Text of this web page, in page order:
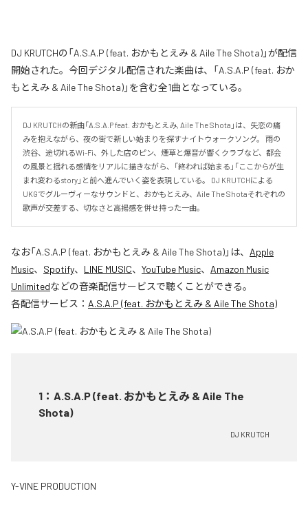
DJ KRUTCHの「A.S.A.P (feat. おかもとえみ & Aile The Shota)」が配信
開始された。今回デジタル配信された楽曲は、「A.S.A.P (feat. おか
もとえみ & Aile The Shota)」を含む全1曲となっている。
DJ KRUTCHの新曲「A.S.A.P feat. おかもとえみ, Aile The Shota」は、失恋の痛
みを抱えながら、夜の街で新しい始まりを探すナイトウォークソング。 雨の
渋谷、途切れるWi-Fi、外した店のピン、煙草と爆音が響くクラブなど、都会
の風景と揺れる感情をリアルに描きながら、「終われば始まる」「ここからが生
まれ変わるstory」と前へ進んでいく姿を表現している。 DJ KRUTCHによる
UKGでグルーヴィーなサウンドと、おかもとえみ、Aile The Shotaそれぞれの
歌声が交差する、切なさと高揚感を併せ持った一曲。
なお「A.S.A.P (feat. おかもとえみ & Aile The Shota)」は、 Apple
Music、 Spotify、 LINE MUSIC、 YouTube Music、 Amazon Music
Unlimitedなどの音楽配信サービスで聴くことができる。
各配信サービス： A.S.A.P (feat. おかもとえみ & Aile The Shota)
1 ： A.S.A.P (feat. おかもとえみ & Aile The
Shota)
DJ KRUTCH
Y-VINE PRODUCTION